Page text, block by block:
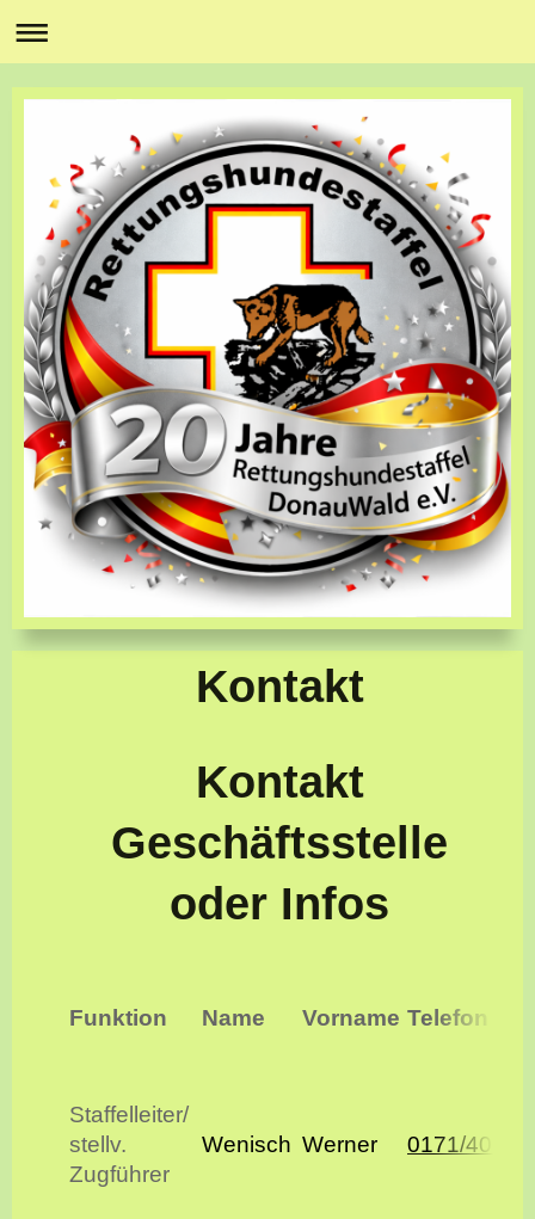
Kontakt
Kontakt
Geschäftsstelle
oder Infos
Funktion Name Vorname Telefon
Staffelleiter/
stellv.
Zugführer
Wenisch Werner 0171/